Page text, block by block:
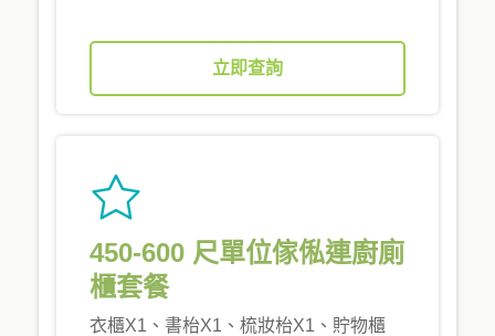
立即查詢
450-600 尺單位傢俬連廚廁
櫃套餐
衣櫃X1、書枱X1、梳妝枱X1、貯物櫃